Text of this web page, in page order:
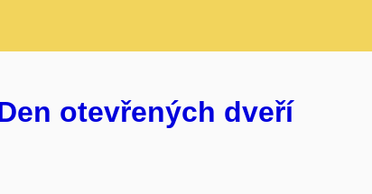
otevřených dveří